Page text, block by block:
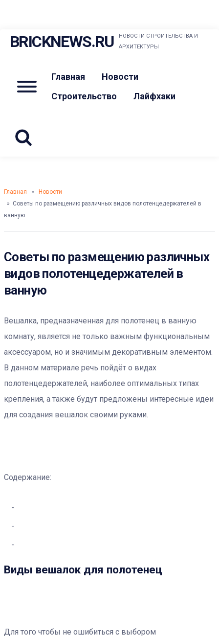
SkipBRICKNEWS.RU
НОВОСТИ СТРОИТЕЛЬСТВА И
АРХИТЕКТУРЫ
Menu Главная
Новости
Строительство
Лайфхаки
Главная »
Новости
» Советы по размещению различных видов полотенцедержателей в
ванную
Советы по размещению различных
видов полотенцедержателей в
ванную
Вешалка, предназначенная для полотенец в ванную
комнату, является не только важным функциональным
аксессуаром, но и значимым декоративным элементом.
В данном материале речь пойдёт о видах
полотенцедержателей, наиболее оптимальных типах
крепления, а также будут предложены интересные идеи
для создания вешалок своими руками.
Содержание:
Виды вешалок для полотенец
Для того чтобы не ошибиться с выбором